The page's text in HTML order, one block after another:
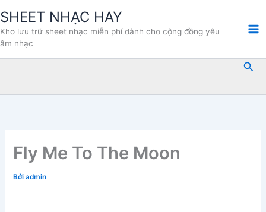
tới
nội
dung
SHEET NHẠC HAY
Kho lưu trữ sheet nhạc miễn phí dành cho cộng đồng yêu
âm nhạc
Tìm
Fly Me To The Moon
Bởiadmin